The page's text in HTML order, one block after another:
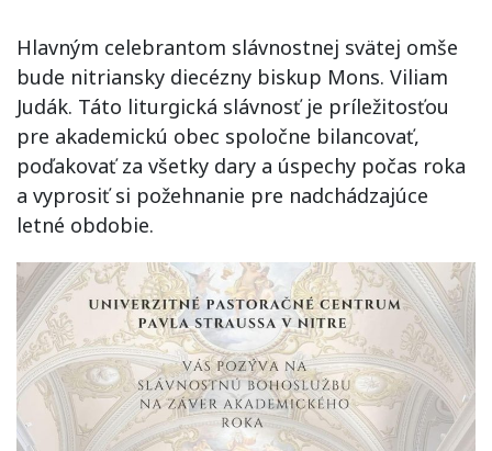
Hlavným celebrantom slávnostnej svätej omše
bude nitriansky diecézny biskup Mons. Viliam
Judák. Táto liturgická slávnosť je príležitosťou
pre akademickú obec spoločne bilancovať,
poďakovať za všetky dary a úspechy počas roka
a vyprosiť si požehnanie pre nadchádzajúce
letné obdobie.